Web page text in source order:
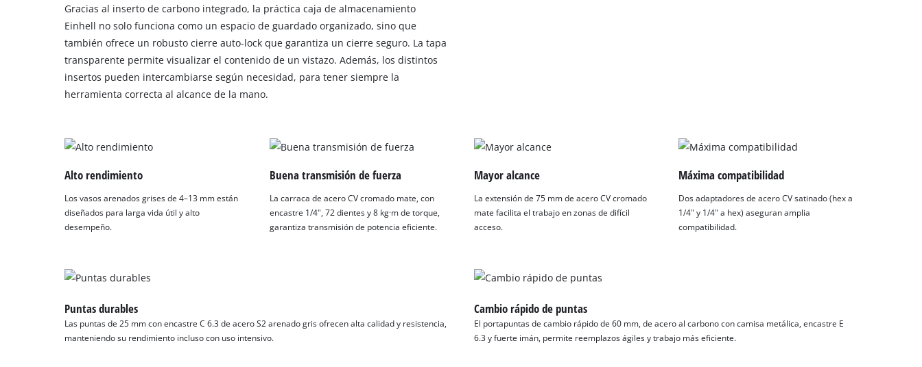
¡Necesitamos su consentimiento para
cargar el servicio Google Maps!
This content is not permitted to load due
to trackers that are not disclosed to the
Powered by
Usercentrics Consent
Management Platform
Gracias al inserto de carbono integrado, la práctica caja de almacenamiento
Einhell no solo funciona como un espacio de guardado organizado, sino que
también ofrece un robusto cierre auto-lock que garantiza un cierre seguro. La tapa
transparente permite visualizar el contenido de un vistazo. Además, los distintos
insertos pueden intercambiarse según necesidad, para tener siempre la
herramienta correcta al alcance de la mano.
Alto rendimiento
Los vasos arenados grises de 4–13 mm están
diseñados para larga vida útil y alto
desempeño.
Buena transmisión de fuerza
La carraca de acero CV cromado mate, con
encastre 1/4", 72 dientes y 8 kg·m de torque,
garantiza transmisión de potencia eficiente.
Mayor alcance
La extensión de 75 mm de acero CV cromado
mate facilita el trabajo en zonas de difícil
acceso.
Máxima compatibilidad
Dos adaptadores de acero CV satinado (hex a
1/4" y 1/4" a hex) aseguran amplia
compatibilidad.
Puntas durables
Las puntas de 25 mm con encastre C 6.3 de acero S2 arenado gris ofrecen alta calidad y resistencia,
manteniendo su rendimiento incluso con uso intensivo.
Cambio rápido de puntas
El portapuntas de cambio rápido de 60 mm, de acero al carbono con camisa metálica, encastre E
6.3 y fuerte imán, permite reemplazos ágiles y trabajo más eficiente.